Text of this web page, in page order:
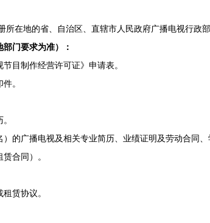
所在地的省、自治区、直辖市人民政府广播电视行政部
门要求为准）：
目制作经营许可证》申请表。
。
的广播电视及相关专业简历、业绩证明及劳动合同、
合同）。
赁协议。